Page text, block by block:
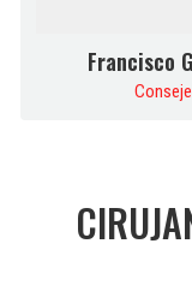
Francisco